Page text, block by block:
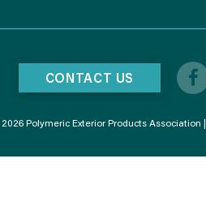
CONTACT US
Polymeric Exterior Products Association |